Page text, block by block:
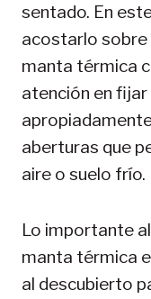
sentado. En
acostarlo sobre
manta térmica
atención en fijar
aberturas que
aire o suelo frío.
Lo importante
manta térmica
al descubierto